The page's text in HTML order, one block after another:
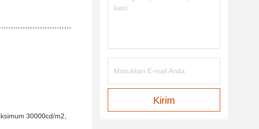
30000cd/m2,
Kirim